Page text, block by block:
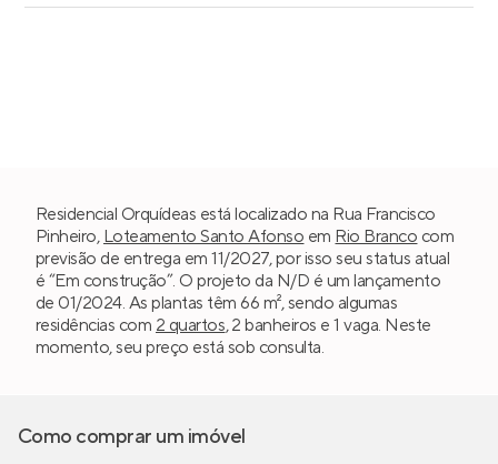
Residencial Orquídeas está localizado na Rua Francisco
Pinheiro, Loteamento Santo Afonso em Rio Branco com
previsão de entrega em 11/2027, por isso seu status atual
é “Em construção”. O projeto da N/D é um lançamento
de 01/2024. As plantas têm 66 m², sendo algumas
residências com 2 quartos, 2 banheiros e 1 vaga. Neste
momento, seu preço está sob consulta.
Como comprar um imóvel